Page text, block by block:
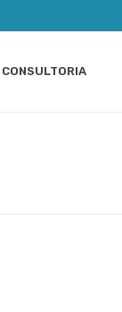
CONSULTORIA